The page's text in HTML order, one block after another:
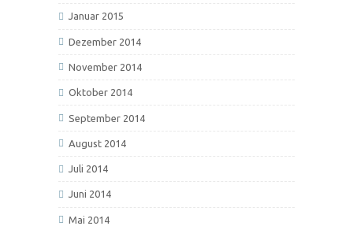
Januar 2015
Dezember 2014
November 2014
Oktober 2014
September 2014
August 2014
Juli 2014
Juni 2014
Mai 2014